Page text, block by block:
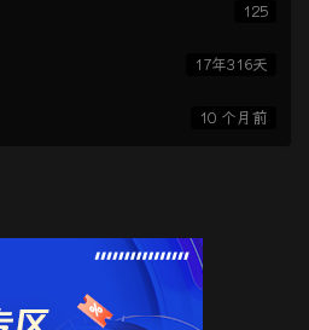
125
17年316天
10 个月前